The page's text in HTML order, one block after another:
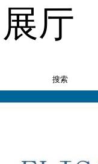
厅
搜索